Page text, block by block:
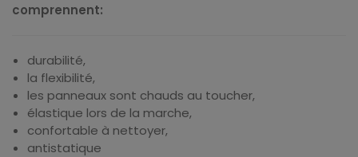
comprennent:
durabilité,
la flexibilité,
les panneaux sont chauds au toucher,
élastique lors de la marche,
confortable à nettoyer,
antistatique